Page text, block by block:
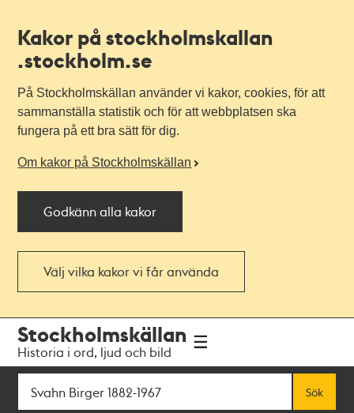
Kakor på stockholmskallan
.stockholm.se
På Stockholmskällan använder vi kakor, cookies, för att
sammanställa statistik och för att webbplatsen ska
fungera på ett bra sätt för dig.
Om kakor på Stockholmskällan
Godkänn alla kakor
Välj vilka kakor vi får använda
navigationen
huvudinnehållet
Stockholmskällan
Historia i ord, ljud och bild
Sök
Sök